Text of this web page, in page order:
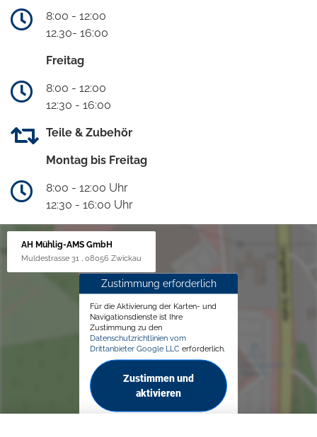
8:00 - 12:00
12.30- 16:00
Freitag
8:00 - 12:00
12:30 - 16:00
Teile & Zubehör
Montag bis Freitag
8:00 - 12:00 Uhr
12:30 - 16:00 Uhr
AH Mühlig-AMS GmbH
Muldestrasse 31 , 08056 Zwickau
Zustimmung erforderlich
Für die Aktivierung der Karten- und
Navigationsdienste ist Ihre
Zustimmung zu den
Datenschutzrichtlinien vom
Drittanbieter Google LLC erforderlich.
Zustimmen und
aktivieren